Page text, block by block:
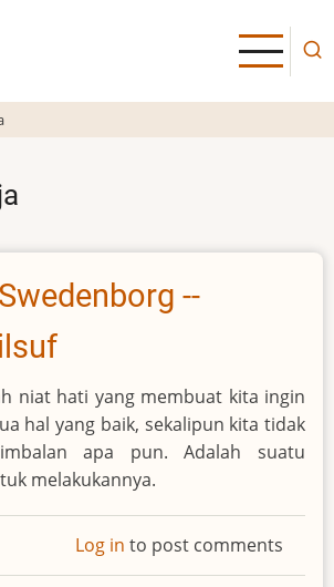
--
niat hati yang membuat kita ingin
hal yang baik, sekalipun kita tidak
apa pun. Adalah suatu
melakukannya.
Log in to post comments